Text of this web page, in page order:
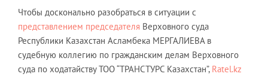
Чтобы досконально разобраться в ситуации с
представлением председателя Верховного суда
Республики Казахстан Асламбека МЕРГАЛИЕВА в
судебную коллегию по гражданским делам Верховного
суда по ходатайству ТОО “ТРАНСТУРС Казахстан”, Ratel.kz